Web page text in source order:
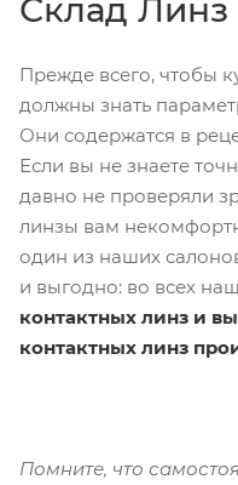
Склад Линз
Прежде всего, чтобы
должны знать
Они содержатся в
Если вы не знаете
давно не проверяли
линзы вам
один из наших
и выгодно: во всех
контактных линз и
контактных линз
Помните, что